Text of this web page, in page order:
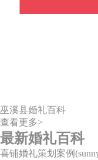
巫溪县婚礼百科
查看更多>
最新婚礼百科
喜铺婚礼策划案例